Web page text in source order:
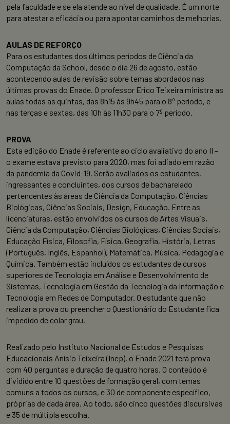
pela faculdade e se ela atende ao nível de qualidade. É um norte
para atestar a eficácia ou para apontar caminhos de melhorias.
AULAS DE REFORÇO
Para os estudantes dos últimos períodos de Ciência da
Computação da School, desde o dia 26 de agosto, estão
acontecendo aulas de revisão sobre temas abordados nas
últimas provas do Enade. O professor Erico Teixeira ministra as
aulas todas as quintas, das 8h15 às 9h45 para o 8º período, e
nas terças e sextas, das 10h às 11h30 para o 7º período.
PROVA
Esta edição do Enade é referente ao ciclo avaliativo do ano II –
o exame estava previsto para 2020, mas foi adiado em razão
da pandemia da Covid-19. Serão avaliados os estudantes,
ingressantes e concluintes, dos cursos de bacharelado
pertencentes às áreas de Ciência da Computação, Ciências
Biológicas, Ciências Sociais, Design, Educação. Entre as
licenciaturas, estão envolvidos os cursos de Artes Visuais,
Ciência da Computação, Ciências Biológicas, Ciências Sociais,
Educação Física, Filosofia, Física, Geografia, História, Letras
(Português, Inglês, Espanhol), Matemática, Música, Pedagogia e
Química. Também estão incluídos os estudantes de cursos
superiores de Tecnologia em Análise e Desenvolvimento de
Sistemas, Tecnologia em Gestão da Tecnologia da Informação e
Tecnologia em Redes de Computador. O estudante que não
realizar a prova ou preencher o Questionário do Estudante fica
impedido de colar grau.
Realizado pelo Instituto Nacional de Estudos e Pesquisas
Educacionais Anísio Teixeira (Inep), o Enade 2021 terá prova
com 40 perguntas e duração de quatro horas. O conteúdo é
dividido entre 10 questões de formação geral, com temas
comuns a todos os cursos, e 30 de componente específico,
próprias de cada área. Ao todo, são cinco questões discursivas
e 35 de múltipla escolha.